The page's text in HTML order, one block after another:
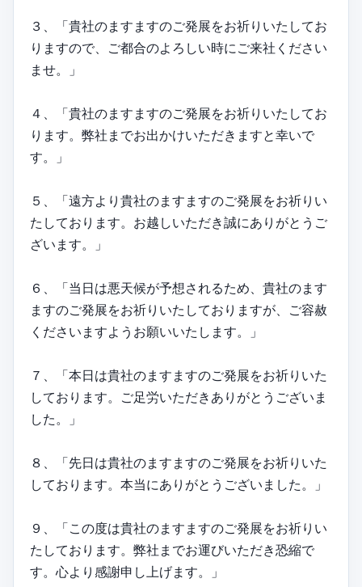
３、「貴社のますますのご発展をお祈りいたしてお
りますので、ご都合のよろしい時にご来社ください
ませ。」
４、「貴社のますますのご発展をお祈りいたしてお
ります。弊社までお出かけいただきますと幸いで
す。」
５、「遠方より貴社のますますのご発展をお祈りい
たしております。お越しいただき誠にありがとうご
ざいます。」
６、「当日は悪天候が予想されるため、貴社のます
ますのご発展をお祈りいたしておりますが、ご容赦
くださいますようお願いいたします。」
７、「本日は貴社のますますのご発展をお祈りいた
しております。ご足労いただきありがとうございま
した。」
８、「先日は貴社のますますのご発展をお祈りいた
しております。本当にありがとうございました。」
９、「この度は貴社のますますのご発展をお祈りい
たしております。弊社までお運びいただき恐縮で
す。心より感謝申し上げます。」